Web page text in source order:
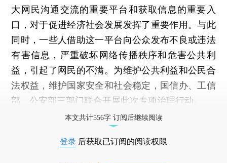
大网民沟通交流的重要平台和获取信息的重要入
口，对于促进经济社会发展发挥了重要作用。与此
同时，一些人借助这一平台向公众发布不良或违法
有害信息，严重破坏网络传播秩序和危害公共利
益，引起了网民的不满。为维护公共利益和公民合
法权益，维护国家安全和社会稳定，国信办、工信
部、公安部三部门联合开展此次专项治理行动。
本文共计556字 订阅后继续阅读
登录 后获取已订阅的阅读权限